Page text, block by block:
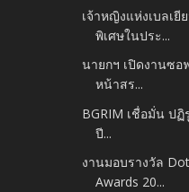
เจ้าหญิงแห่งเบลเ
พิเศษในประ...
นายกฯ เปิดงานซอ
หน้าสร...
BGRIM เชื่อมั่น ป
ปี...
งานมอบรางวัล
Awards 20...